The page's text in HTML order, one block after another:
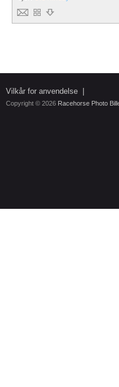
Vilkår for anvendelse
Copyright © 2026 Racehorse Photo